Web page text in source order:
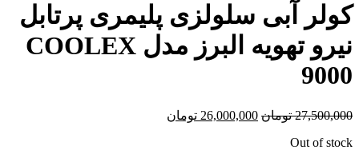
کولر آبی سلولزی پلیمری پرتابل
نیرو تهویه البرز مدل COOLEX
9000
27,500,000 تومان 26,000,000 تومان
Out of stock